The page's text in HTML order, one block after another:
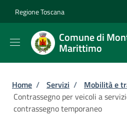
Regione Toscana
Comune di
Marittimo
Briciole di pane
Home / Servizi / Mobilità e
Contrassegno per veicoli a
contrassegno temporaneo